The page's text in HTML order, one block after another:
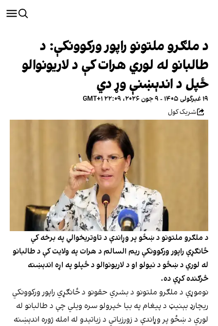
د ملګرو ملتونو راپور ورکوونکې: د
طالبانو له لوري هرات کې د لاریونوالو
ځپل د اندېښنې وړ دي
۱۹ غبرگولی ۱۴۰۵ - ۹ جون ۲۰۲۶، ۲۲:۰۹ GMT+۱
شریک کول
د ملګرو ملتونو د ښځو پر وړاندې د تاوتریخوالي په برخه کې
ځانګړې راپور ورکوونکې ریم السالم د هرات په ولایت کې د طالبانو
له لوري د ښځو د نیولو او د لاریونوالو د ځپلو په اړه اندېښنه
څرګنده کړې ده.
نوموړې د ملګرو ملتونو د بشري حقونو د ځانګړي راپور ورکوونکي
ریچارډ بېنیټ د پیغام په بیا خپرولو سره ویلي چې د طالبانو له
لوري د ښځو پر وړاندې د زورزیاتي د زیاتېدو له امله ژوره اندېښنه